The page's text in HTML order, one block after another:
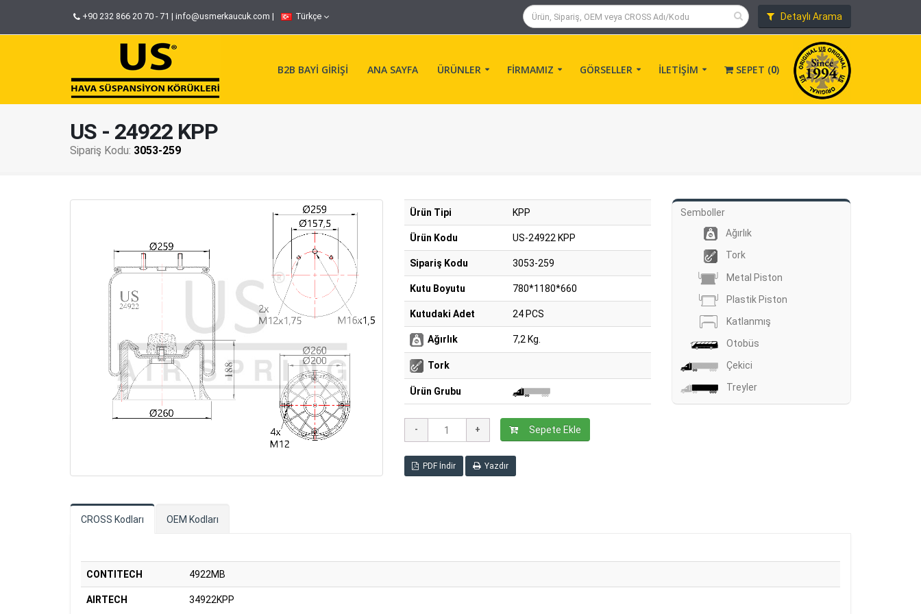
+90 232 866 20 70 - 71 | info@usmerkaucuk.com | Türkçe Detaylı Arama
B2B BAYİ GİRİŞİ ANA SAYFA ÜRÜNLER FİRMAMIZ GÖRSELLER İLETİŞİM SEPET (0)
US - 24922 KPP
Sipariş Kodu: 3053-259
Ürün Tipi KPP
Ürün Kodu US-24922 KPP
Sipariş Kodu 3053-259
Kutu Boyutu 780*1180*660
Kutudaki Adet 24 PCS
Ağırlık 7,2 Kg.
Tork
Ürün Grubu
Sepete Ekle
PDF İndir Yazdır
Semboller
Ağırlık
Tork
Metal Piston
Plastik Piston
Katlanmış
Otobüs
Çekici
Treyler
CROSS Kodları OEM Kodları
CONTITECH 4922MB
AIRTECH 34922KPP